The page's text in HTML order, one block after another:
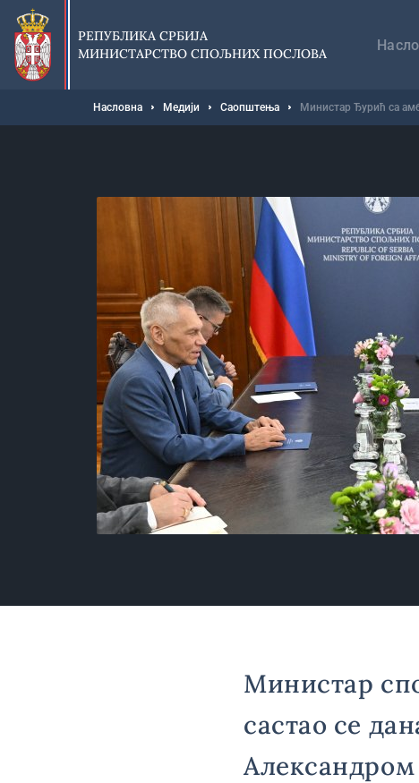
Прескочи
главни
део
садржаја
РЕПУБЛИКА СРБИЈА
МИНИСТАРСТВО СПОЉНИХ ПОСЛОВА
Мрвице
Насловна Медији Саопштења Министар Ђурић са
Министар
састао се